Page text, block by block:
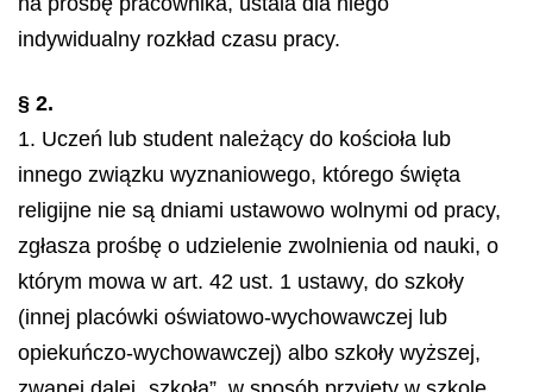
indywidualny rozkład czasu pracy.
§ 2.
1. Uczeń lub student należący do kościoła lub
innego związku wyznaniowego, którego święta
religijne nie są dniami ustawowo wolnymi od pracy,
zgłasza prośbę o udzielenie zwolnienia od nauki, o
którym mowa w art. 42 ust. 1 ustawy, do szkoły
(innej placówki oświatowo-wychowawczej lub
opiekuńczo-wychowawczej) albo szkoły wyższej,